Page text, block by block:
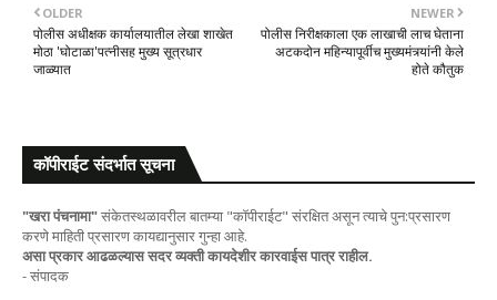
NEWER
पोलीस निरीक्षकाला एक लाखाची लाच घेताना
अटकदोन महिन्यापूर्वीच मुख्यमंत्र्यांनी केले
होते कौतुक
OLDER
पोलीस अधीक्षक कार्यालयातील लेखा शाखेत
मोठा 'घोटाळा'पत्नीसह मुख्य सूत्रधार
जाळ्यात
कॉपीराईट संदर्भात सूचना
"खरा पंचनामा"संकेतस्थळावरील बातम्या "कॉपीराईट" संरक्षित असून त्याचे पुन:प्रसारण
करणे माहिती प्रसारण कायद्यानुसार गुन्हा आहे.
असा प्रकार आढळल्यास सदर व्यक्ती कायदेशीर कारवाईस पात्र राहील.
- संपादक